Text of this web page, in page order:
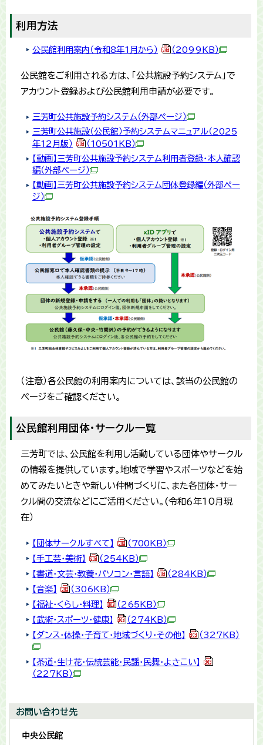
利用方法
公民館利用案内（令和8年1月から） （2099KB）
公民館をご利用される方は、「公共施設予約システム」で
アカウント登録および公民館利用申請が必要です。
三芳町公共施設予約システム（外部ページ）
三芳町公共施設（公民館）予約システムマニュアル（2025
年12月版）
（10501KB）
【動画】三芳町公共施設予約システム利用者登録・本人確認
編（外部ページ）
【動画】三芳町公共施設予約システム団体登録編（外部ペー
ジ）
（注意）各公民館の利用案内については、該当の公民館の
ページをご確認ください。
公民館利用団体・サークル一覧
三芳町では、公民館を利用し活動している団体やサークル
の情報を提供しています。地域で学習やスポーツなどを始
めてみたいときや新しい仲間づくりに、また各団体・サー
クル間の交流などにご活用ください。(令和６年10月現
在）
【団体サークルすべて】
（700KB）
【手工芸・美術】
（254KB）
【書道・文芸・教養・パソコン・言語】
（284KB）
【音楽】
（306KB）
【福祉・くらし・料理】
（265KB）
【武術・スポーツ・健康】
（274KB）
【ダンス・体操・子育て・地域づくり・その他】
（327KB）
【茶道・生け花・伝統芸能・民謡・民舞・よさこい】
（227KB）
お問い合わせ先
中央公民館